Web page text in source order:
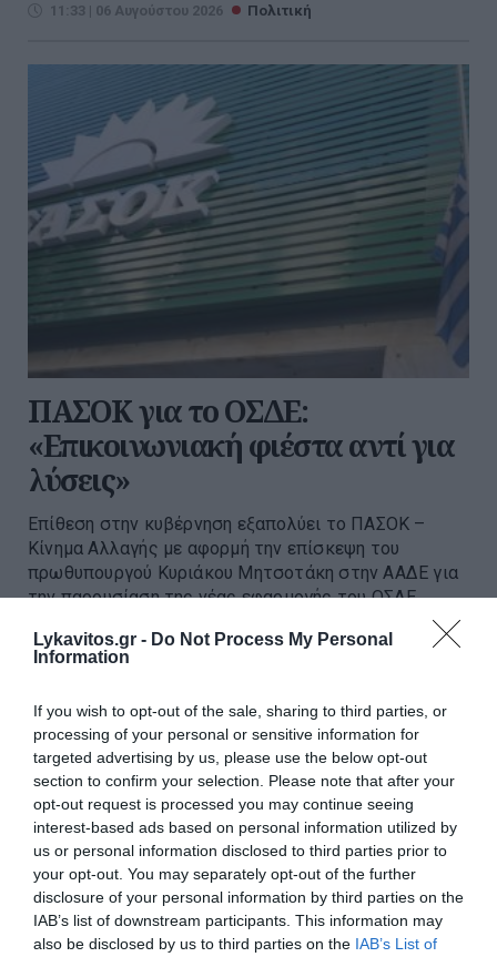
Lykavitos.gr - Do Not Process My Personal
Information
If you wish to opt-out of the sale, sharing to third parties, or
processing of your personal or sensitive information for
targeted advertising by us, please use the below opt-out
section to confirm your selection. Please note that after your
opt-out request is processed you may continue seeing
interest-based ads based on personal information utilized by
us or personal information disclosed to third parties prior to
your opt-out. You may separately opt-out of the further
disclosure of your personal information by third parties on the
IAB’s list of downstream participants. This information may
also be disclosed by us to third parties on the IAB’s List of
11:33 | 06 Αυγούστου 2026 Πολιτική
ΠΑΣΟΚ για το ΟΣΔΕ:
«Επικοινωνιακή φιέστα αντί για
λύσεις»
Επίθεση στην κυβέρνηση εξαπολύει το ΠΑΣΟΚ –
Κίνημα Αλλαγής με αφορμή την επίσκεψη του
πρωθυπουργού Κυριάκου Μητσοτάκη στην ΑΑΔΕ για
την παρουσίαση της νέας εφαρμογής του ΟΣΔΕ,
14:00 | 06 Αυγούστου 2026 Πολιτική